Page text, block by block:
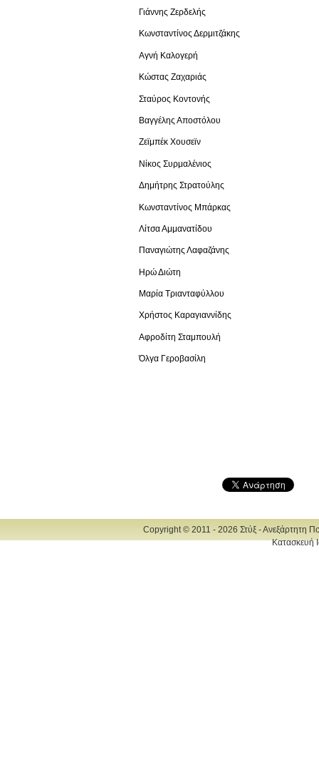
Γιάννης Ζερδελής
Κωνσταντίνος Δερμιτζάκης
Αγνή Καλογερή
Κώστας Ζαχαριάς
Σταύρος Κοντονής
Βαγγέλης Αποστόλου
Ζεϊμπέκ Χουσεϊν
Νίκος Συρμαλένιος
Δημήτρης Στρατούλης
Κωνσταντίνος Μπάρκας
Λίτσα Αμμανατίδου
Παναγιώτης Λαφαζάνης
Ηρώ Διώτη
Μαρία Τριανταφύλλου
Χρήστος Καραγιαννίδης
Αφροδίτη Σταμπουλή
Όλγα Γεροβασίλη
Copyright © 2011 - 2026 Στύξ - Ανεξάρτητη
Κατασκευή